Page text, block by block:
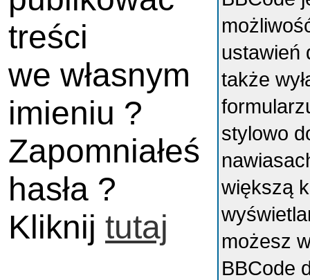
treści
we własnym
imieniu ?
Zapomniałeś
hasła ?
Kliknij tutaj
ustawień
także
stylowo
większą
możesz
BBCode